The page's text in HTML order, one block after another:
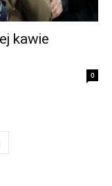
kawie
0